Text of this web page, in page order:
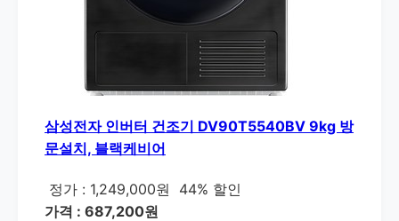
삼성전자 인버터 건조기 DV90T5540BV 9kg 방
문설치, 블랙케비어
정가 : 1,249,000원
44% 할인
가격 : 687,200원